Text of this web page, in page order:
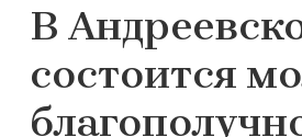
В
состоится